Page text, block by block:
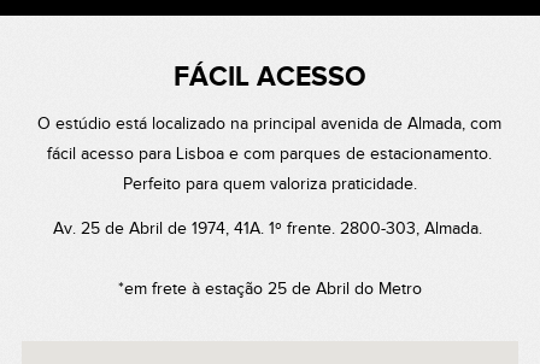
FÁCIL ACESSO
O estúdio está localizado na principal avenida de Almada, com
fácil acesso para Lisboa e com parques de estacionamento.
Perfeito para quem valoriza praticidade.
Av. 25 de Abril de 1974, 41A. 1º frente. 2800-303, Almada.
*em frete à estação 25 de Abril do Metro